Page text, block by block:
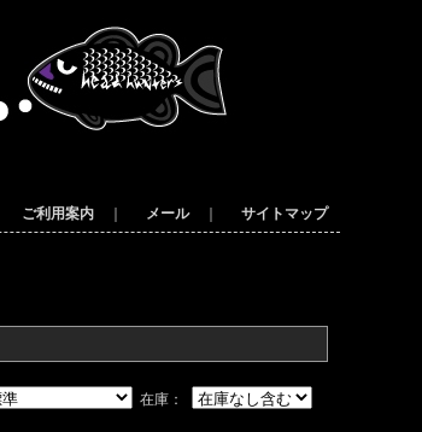
ご利用案内 メール サイトマップ
在庫：